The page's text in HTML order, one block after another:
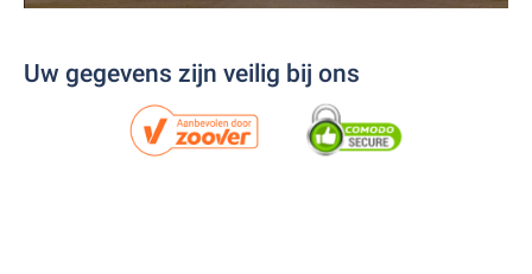
Uw gegevens zijn veilig bij ons